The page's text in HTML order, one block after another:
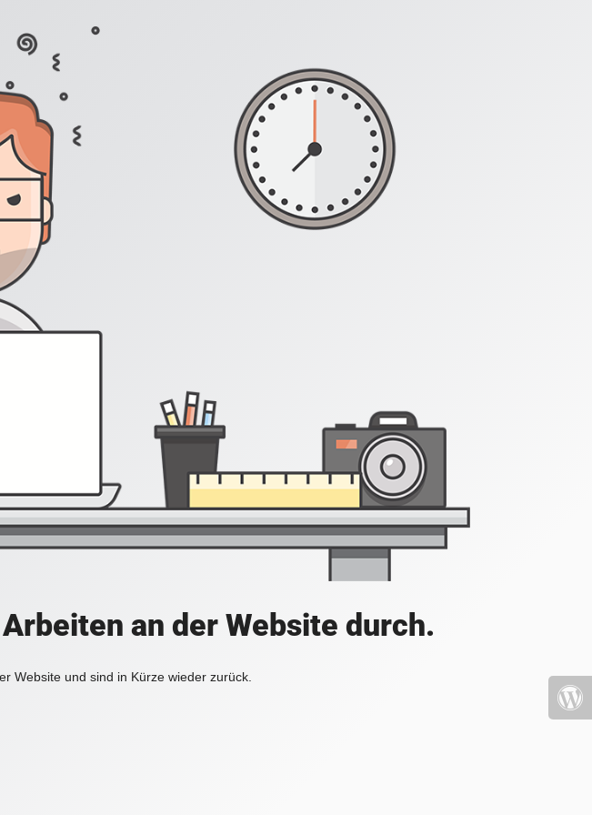
an der Website durch.
Website und sind in Kürze wieder zurück.